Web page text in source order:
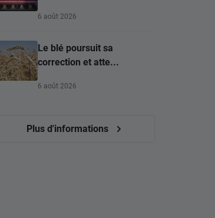
6 août 2026
Le blé poursuit sa
correction et atte...
6 août 2026
Plus d'informations